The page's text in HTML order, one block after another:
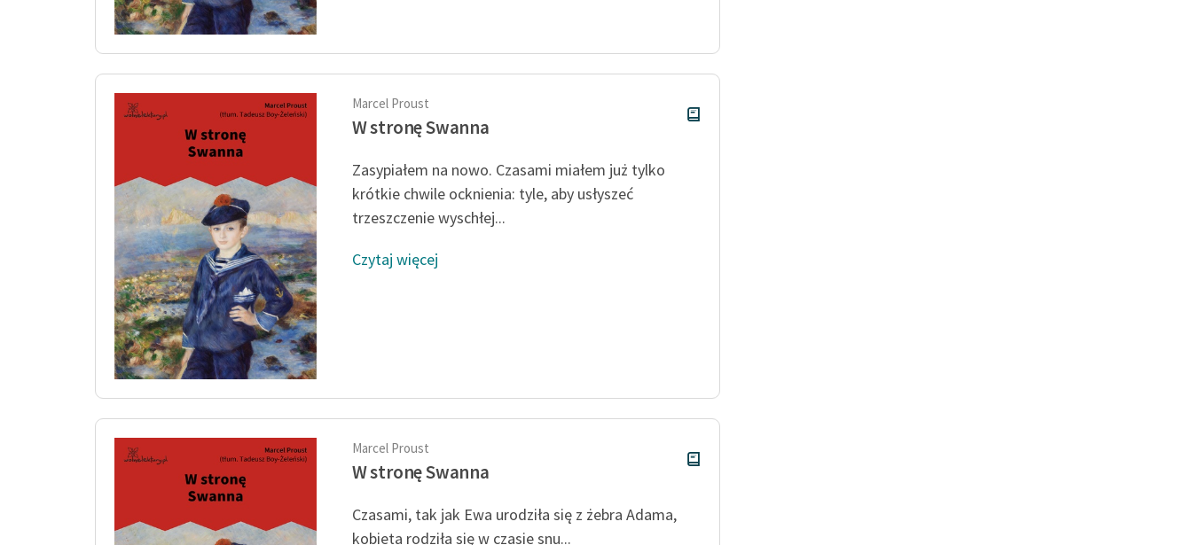
Marcel Proust
W stronę Swanna
Zasypiałem na nowo. Czasami miałem już tylko
krótkie chwile ocknienia: tyle, aby usłyszeć
trzeszczenie wyschłej...
Czytaj więcej
Marcel Proust
W stronę Swanna
Czasami, tak jak Ewa urodziła się z żebra Adama,
kobieta rodziła się w czasie snu...